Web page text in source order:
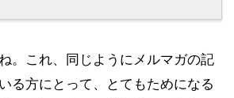
。これ、同じようにメルマガの記
る方にとって、とてもためになる